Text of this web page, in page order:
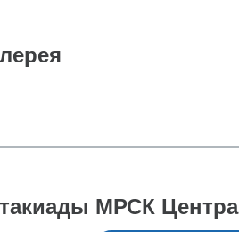
МРСК Центра